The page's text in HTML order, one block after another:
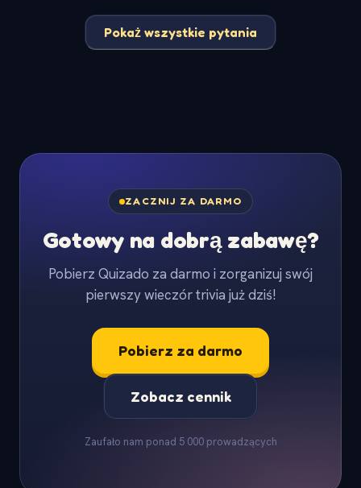
Pokaż wszystkie pytania
ZACZNIJ ZA DARMO
Gotowy na dobrą zabawę?
Pobierz Quizado za darmo i zorganizuj swój
pierwszy wieczór trivia już dziś!
Pobierz za darmo
Zobacz cennik
Zaufało nam ponad 5 000 prowadzących